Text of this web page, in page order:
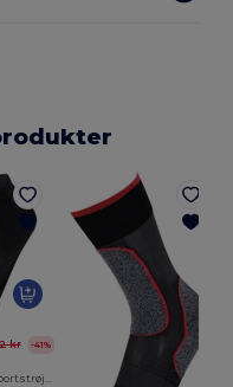
kr -41%
Åndbar Coolmax Sportstrøje X2